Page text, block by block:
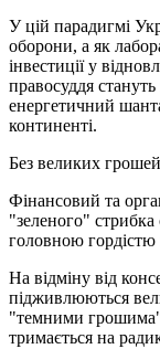
У цій парадигмі
оборони, а як
інвестиції у
правосуддя
енергетичний
континенті.
Без великих
Фінансовий та
"зеленого" стрибка
головною гордістю
На відміну від
підживлюються
"темними
тримається на